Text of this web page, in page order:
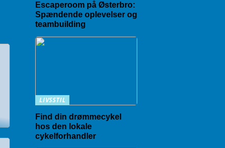
Escaperoom på Østerbro:
Spændende oplevelser og
teambuilding
LIVSSTIL
Find din drømmecykel
hos den lokale
cykelforhandler